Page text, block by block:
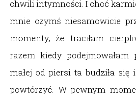
chwili intymności. I choć
mnie czymś niesamowicie
momenty, że traciłam
razem kiedy podejmowałam
małej od piersi ta budziła się
powtórzyć. W pewnym